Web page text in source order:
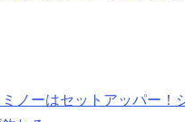
ノーはセットアッパー！